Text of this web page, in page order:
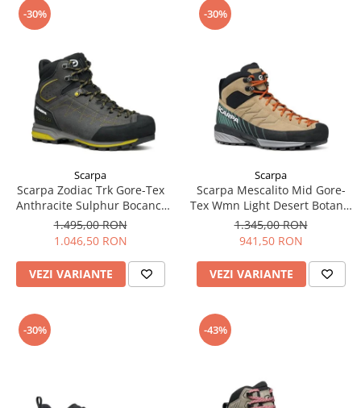
-30%
Scarpa
Scarpa Zodiac Trk Gore-Tex
Anthracite Sulphur Bocanci
Drumetie Barbati
1.495,00 RON
1.046,50 RON
VEZI VARIANTE
-30%
Scarpa
Scarpa Mescalito Mid Gore-
Tex Wmn Light Desert Botanic
Ghete Approach Femei
1.345,00 RON
941,50 RON
VEZI VARIANTE
-30% -43%